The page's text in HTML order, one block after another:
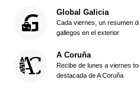
Global Galicia
Cada viernes, un resumen
gallegos en el exterior
A Coruña
Recibe de lunes a viernes
destacada de A Coruña